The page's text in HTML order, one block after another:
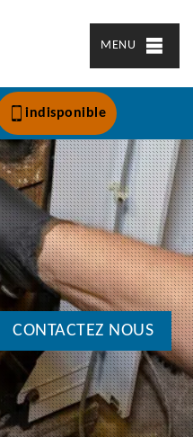
MENU
indisponible
CONTACTEZ NOUS